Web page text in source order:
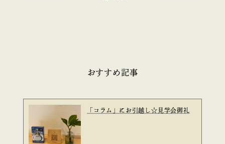
おすすめ記事
「コラム」にお引越し☆見学会御礼